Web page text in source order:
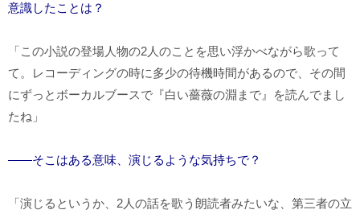
意識したことは？
「この小説の登場人物の2人のことを思い浮かべながら歌って
て。レコーディングの時に多少の待機時間があるので、その間
にずっとボーカルブースで『白い薔薇の淵まで』を読んでまし
たね」
――そこはある意味、演じるような気持ちで？
「演じるというか、2人の話を歌う朗読者みたいな、第三者の立